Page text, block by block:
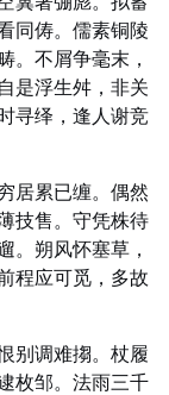
同俦。儒素铜陵
。不屑争毫末，
是浮生舛，非关
寻绎，逢人谢竞
居累已缠。偶然
技售。守凭株待
。朔风怀塞草，
程应可觅，多故
别调难搊。杖履
枚邹。法雨三千